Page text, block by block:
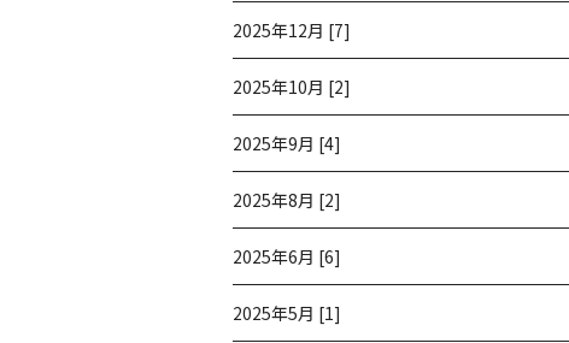
2025年12月 [7]
2025年10月 [2]
2025年9月 [4]
2025年8月 [2]
2025年6月 [6]
2025年5月 [1]